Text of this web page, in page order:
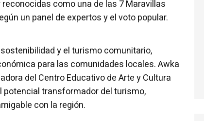
como una de las 7 Maravillas
un panel de expertos y el voto popular.
y el turismo comunitario,
para las comunidades locales. Awka
del Centro Educativo de Arte y Cultura
potencial transformador del turismo,
con la región.